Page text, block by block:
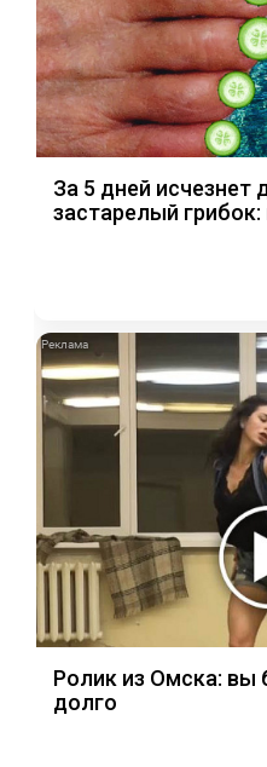
За 5 дней исчезнет
застарелый грибок:
Ролик из Омска: вы
долго